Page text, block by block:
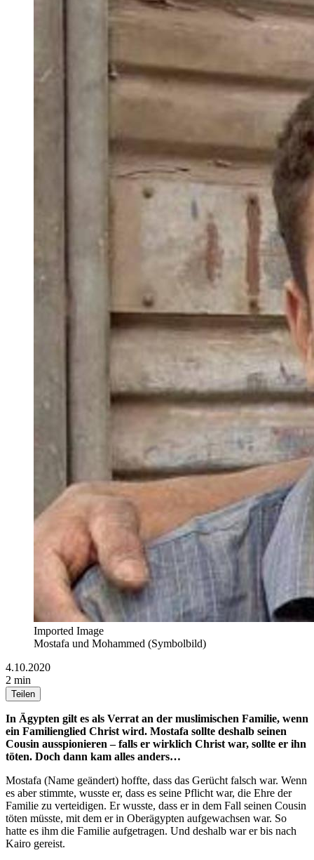
Imported Image
Mostafa und Mohammed (Symbolbild)
4.10.2020
2 min
Teilen
In Ägypten gilt es als Verrat an der muslimischen Familie, wenn
ein Familienglied Christ wird. Mostafa sollte deshalb seinen
Cousin ausspionieren – falls er wirklich Christ war, sollte er ihn
töten. Doch dann kam alles anders…
Mostafa (Name geändert) hoffte, dass das Gerücht falsch war. Wenn
es aber stimmte, wusste er, dass es seine Pflicht war, die Ehre der
Familie zu verteidigen. Er wusste, dass er in dem Fall seinen Cousin
töten müsste, mit dem er in Oberägypten aufgewachsen war. So
hatte es ihm die Familie aufgetragen. Und deshalb war er bis nach
Kairo gereist.